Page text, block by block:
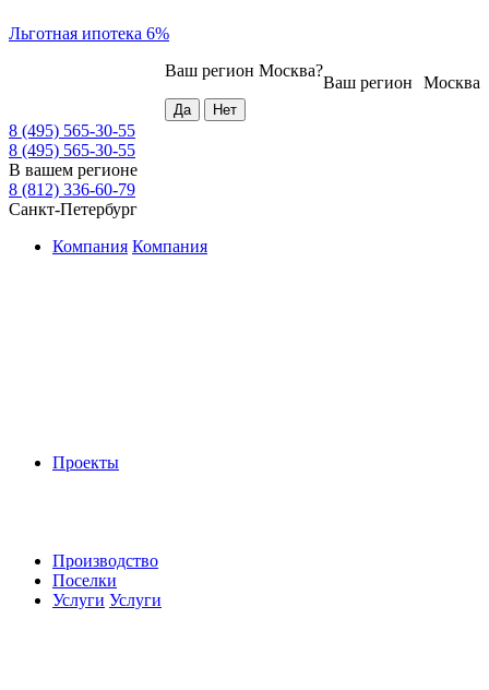
Льготная ипотека 6%
Москва
Ваш регион
Ваш регион Москва?
8 (495) 565-30-55
8 (495) 565-30-55
В вашем регионе
8 (812) 336-60-79
Санкт-Петербург
Компания Компания
Проекты
Производство
Поселки
Услуги Услуги